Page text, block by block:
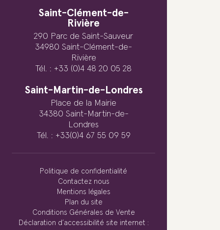
Saint-Clément-de-
Rivière
290 Parc de Saint-Sauveur
34980 Saint-Clément-de-
Rivière
Tél. : +33 (0)4 48 20 05 28
Saint-Martin-de-Londres
Place de la Mairie
34380 Saint-Martin-de-
Londres
Tél. : +33(0)4 67 55 09 59
Politique de confidentialité
Contactez nous
Mentions légales
Plan du site
Conditions Générales de Vente
Déclaration d’accessibilité site internet :